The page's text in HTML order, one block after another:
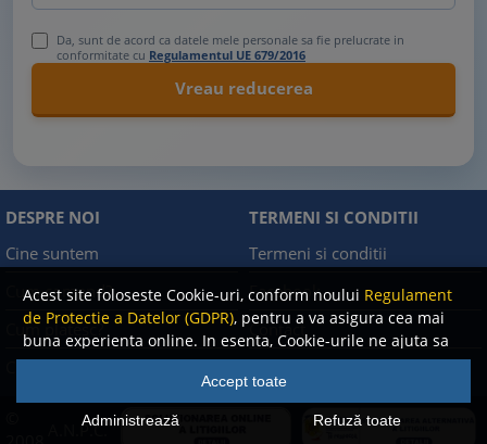
Acest site foloseste Cookie-uri, conform noului Regulament
de Protectie a Datelor (GDPR), pentru a va asigura cea mai
buna experienta online. In esenta, Cookie-urile ne ajuta sa
imbunatatim continutul de pe site, oferindu-va dvs.,
cititorul, o experienta online personalizata si mult mai
rapida. Ele sunt folosite doar de site-ul nostru si partenerii
nostri de incredere. Click
pentru detalii despre politica
Accept toate
Administrează Refuză toate
Da, sunt de acord ca datele mele personale sa fie prelucrate in
conformitate cu Regulamentul UE 679/2016
DESPRE NOI
Cine suntem
Cum comand?
Cum platesc?
TERMENI SI CONDITII
Termeni si conditii
Facebook
Contact
A.N.P.C.